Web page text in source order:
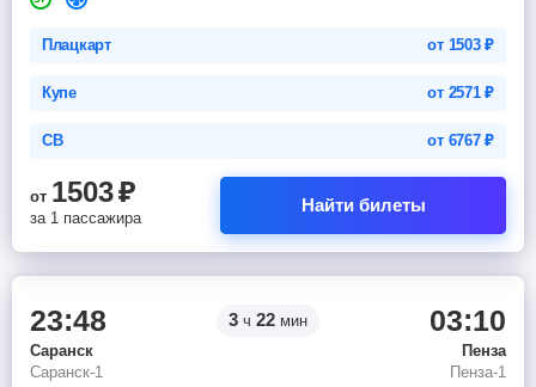
Плацкарт от 1503₽
Купе от 2571₽
СВ от 6767₽
от 1503₽
за 1 пассажира
Найти билеты
23:48 3 ч 22 мин 03:10
Саранск
Пенза
Саранск-1
Пенза-1